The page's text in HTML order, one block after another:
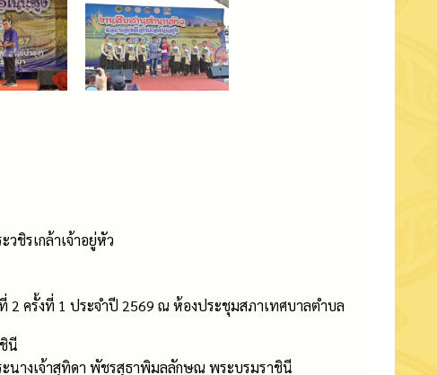
ชิรเกล้าเจ้าอยู่หัว
ครั้งที่ 1 ประจำปี 2569 ณ ห้องประชุมสภาเทศบาลตำบล
นี
นางเจ้าสุทิดา พัชรสุธาพิมลลักษณ พระบรมราชินี